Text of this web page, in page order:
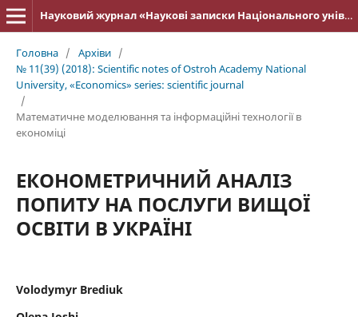
Науковий журнал «Наукові записки Національного університету «Острозька академія»: серія «Економіка»
Головна / Архіви /
№ 11(39) (2018): Scientific notes of Ostroh Academy National
University, «Economics» series: scientific journal
/
Математичне моделювання та інформаційні технології в
економіці
ЕКОНОМЕТРИЧНИЙ АНАЛІЗ
ПОПИТУ НА ПОСЛУГИ ВИЩОЇ
ОСВІТИ В УКРАЇНІ
Volodymyr Brediuk